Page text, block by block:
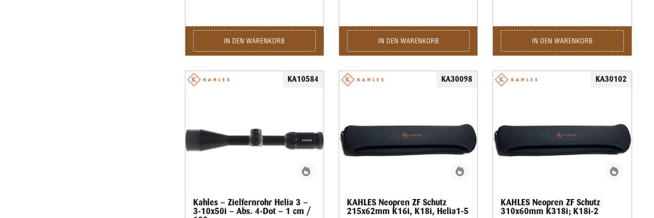
IN DEN WARENKORB IN DEN WARENKORB IN DEN WARENKORB
KA10584
Kahles – Zielfernrohr Helia 3 –
3-10x50i – Abs. 4-Dot – 1 cm /
KA30098
KAHLES Neopren ZF Schutz
215x62mm K16i, K18i, Helia1-5
KA30102
KAHLES Neopren ZF Schutz
310x60mm K318i; K18i-2